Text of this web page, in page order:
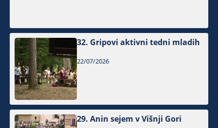
32. Gripovi aktivni tedni mladih
22/07/2026
29. Anin sejem v Višnji Gori